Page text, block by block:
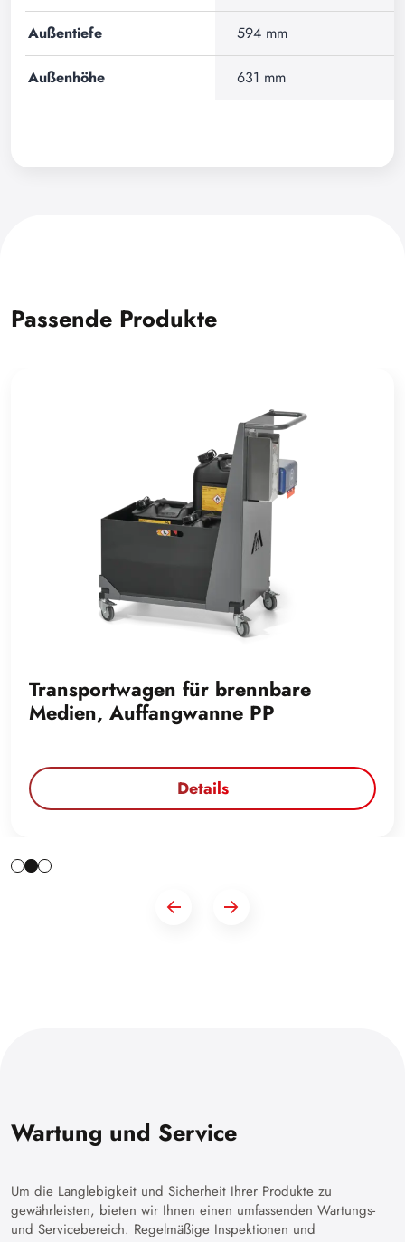
Außentiefe 594 mm
Außenhöhe 631 mm
Passende Produkte
Transportwagen für brennbare
Medien, Auffangwanne PP
Details
Wartung und Service
Um die Langlebigkeit und Sicherheit Ihrer Produkte zu
gewährleisten, bieten wir Ihnen einen umfassenden Wartungs-
und Servicebereich. Regelmäßige Inspektionen und